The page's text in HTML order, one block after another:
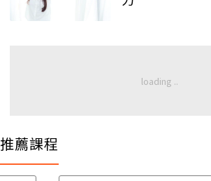
推薦課程